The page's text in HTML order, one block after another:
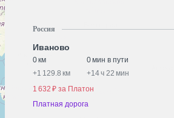
Россия
Иваново
0 км
0 мин в пути
+1 129.8 км +14 ч 22 мин
1 632 ₽ за Платон
Платная дорога